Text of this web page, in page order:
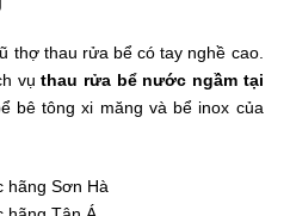
thợ thau rửa bể có tay nghề cao.
vụthau rửa bể nước ngầm tại
bê tông xi măng và bể inox của
hãng Sơn Hà